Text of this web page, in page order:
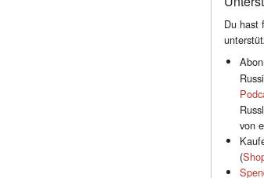
Du hast
von
(